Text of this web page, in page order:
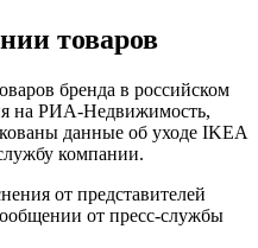
товаров
бренда в российском
на РИА-Недвижимость,
данные об уходе IKEA
компании.
от представителей
от пресс-службы